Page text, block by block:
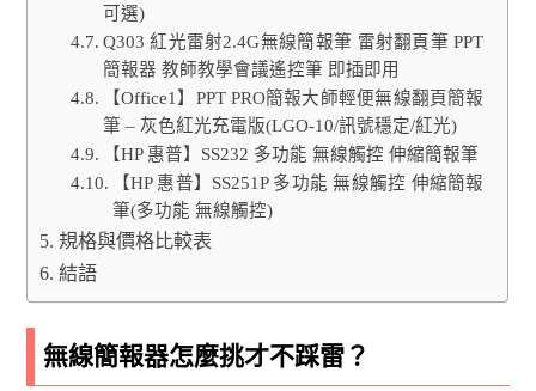
可選)
Q303 紅光雷射2.4G無線簡報筆 雷射翻頁筆 PPT
簡報器 教師教學會議遙控筆 即插即用
【Office1】PPT PRO簡報大師輕便無線翻頁簡報
筆 – 灰色紅光充電版(LGO-10/訊號穩定/紅光)
【HP 惠普】SS232 多功能 無線觸控 伸縮簡報筆
【HP 惠普】SS251P 多功能 無線觸控 伸縮簡報
筆(多功能 無線觸控)
規格與價格比較表
結語
無線簡報器怎麼挑才不踩雷？